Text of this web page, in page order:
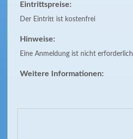
Eintrittspreise:
Der Eintritt ist kostenfrei
Hinweise:
Eine Anmeldung ist nicht erforderlich
Weitere Informationen: